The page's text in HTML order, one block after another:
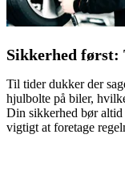
Sikkerhed
Til tider dukker der
hjulbolte på biler,
Din sikkerhed bør
vigtigt at foretage